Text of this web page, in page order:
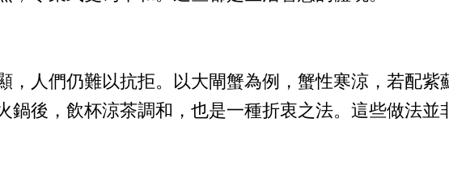
，人們仍難以抗拒。以大閘蟹為例，蟹性寒涼，若配
鍋後，飲杯涼茶調和，也是一種折衷之法。這些做法